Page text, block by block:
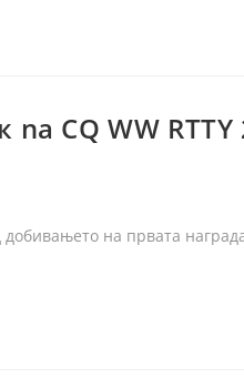
CQ WW RTTY
добивањето на првата